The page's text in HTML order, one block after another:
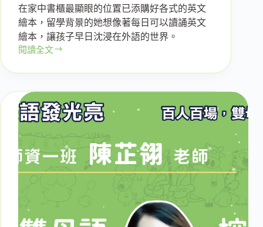
在家中書櫃最顯眼的位置已添購好各式的英文
繪本，留學背景的她想像著每日可以讀誦英文
繪本，讓孩子早日沈浸在外語的世界。
閱讀全文
二
場：
留
英
士
的